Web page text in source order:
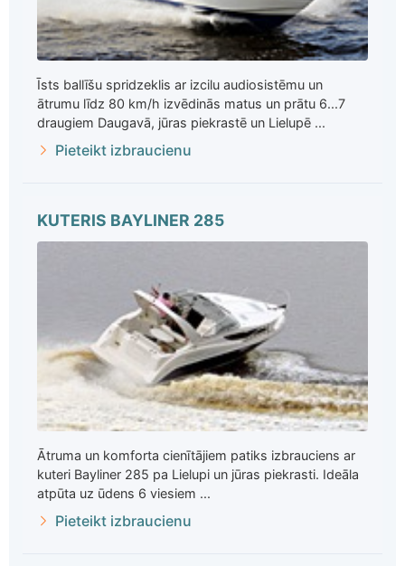
Īsts ballīšu spridzeklis ar izcilu audiosistēmu un
ātrumu līdz 80 km/h izvēdinās matus un prātu 6...7
draugiem Daugavā, jūras piekrastē un Lielupē ...
Pieteikt izbraucienu
KUTERIS BAYLINER 285
Ātruma un komforta cienītājiem patiks izbrauciens ar
kuteri Bayliner 285 pa Lielupi un jūras piekrasti. Ideāla
atpūta uz ūdens 6 viesiem ...
Pieteikt izbraucienu